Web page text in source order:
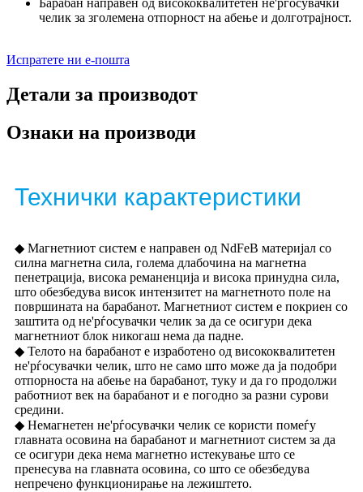
челик за зголемена отпорност на абење и долготрајност.
Испратете ни е-пошта
Детали за производот
Ознаки на производи
Технички карактеристики
◆ Магнетниот систем е направен од NdFeB материјал со
силна магнетна сила, голема длабочина на магнетна
пенетрација, висока реманенција и висока принудна сила,
што обезбедува висок интензитет на магнетното поле на
површината на барабанот. Магнетниот систем е покриен со
заштита од не'рѓосувачки челик за да се осигури дека
магнетниот блок никогаш нема да падне.
◆ Телото на барабанот е изработено од висококвалитетен
не'рѓосувачки челик, што не само што може да ја подобри
отпорноста на абење на барабанот, туку и да го продолжи
работниот век на барабанот и е погодно за разни сурови
средини.
◆ Немагнетен не'рѓосувачки челик се користи помеѓу
главната осовина на барабанот и магнетниот систем за да
се осигури дека нема магнетно истекување што се
пренесува на главната осовина, со што се обезбедува
непречено функционирање на лежиштето.